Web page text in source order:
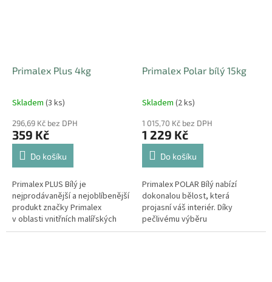
Primalex Plus 4kg
Skladem (3 ks)
296,69 Kč bez DPH
359 Kč
Do košíku
Primalex PLUS Bílý je
nejprodávanější a nejoblíbenější
produkt značky Primalex
v oblasti vnitřních malířských
nátěrů. Současná receptura
Primalex Polar bílý 15kg
Skladem (2 ks)
1 015,70 Kč bez DPH
1 229 Kč
Do košíku
Primalex POLAR Bílý nabízí
dokonalou bělost, která
projasní váš interiér. Díky
pečlivému výběru
nejkvalitnějších kalcinovaných